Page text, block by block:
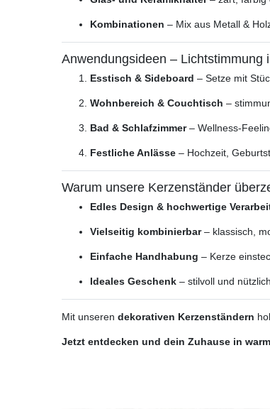
Kombinationen – Mix aus Metall &
Anwendungsideen – Lichtstimmung
Esstisch & Sideboard – Setze mit
Wohnbereich & Couchtisch –
Bad & Schlafzimmer– Wellness-
Festliche Anlässe – Hochzeit,
Warum unsere Kerzenständer
Edles Design & hochwertige
Vielseitig kombinierbar– klassisch,
Einfache Handhabung – Kerze
Ideales Geschenk – stilvoll und
Mit unseren dekorativen Kerzenständern
Jetzt entdecken und dein Zuhause in